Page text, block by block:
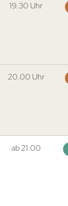
19.30 Uhr
20.00 Uhr
ab 21.00